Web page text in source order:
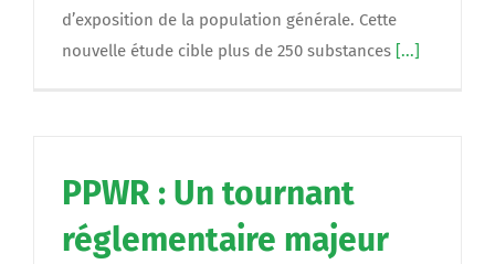
d’exposition de la population générale. Cette
nouvelle étude cible plus de 250 substances [...]
PPWR : Un tournant
réglementaire majeur